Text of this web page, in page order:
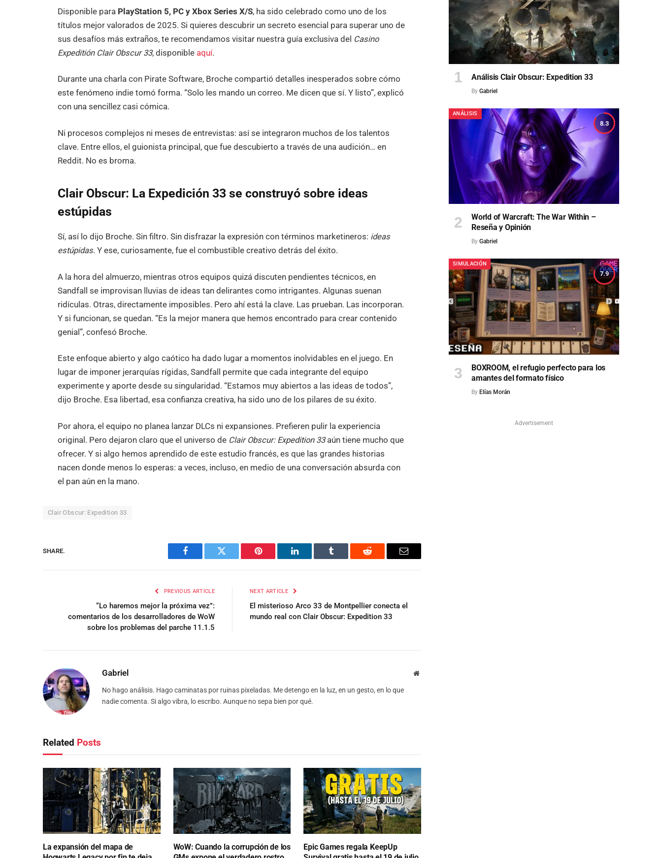
Disponible para PlayStation 5, PC y Xbox Series X/S, ha sido celebrado como uno de los
títulos mejor valorados de 2025. Si quieres descubrir un secreto esencial para superar uno de
sus desafíos más extraños, te recomendamos visitar nuestra guía exclusiva del Casino
Expeditión Clair Obscur 33, disponible aquí.
Durante una charla con Pirate Software, Broche compartió detalles inesperados sobre cómo
este fenómeno indie tomó forma. “Solo les mando un correo. Me dicen que sí. Y listo”, explicó
con una sencillez casi cómica.
Ni procesos complejos ni meses de entrevistas: así se integraron muchos de los talentos
clave. Entre ellos, el guionista principal, que fue descubierto a través de una audición… en
Reddit. No es broma.
Clair Obscur: La Expedición 33 se construyó sobre ideas
estúpidas
Sí, así lo dijo Broche. Sin filtro. Sin disfrazar la expresión con términos marketineros: ideas
estúpidas. Y ese, curiosamente, fue el combustible creativo detrás del éxito.
A la hora del almuerzo, mientras otros equipos quizá discuten pendientes técnicos, en
Sandfall se improvisan lluvias de ideas tan delirantes como intrigantes. Algunas suenan
ridículas. Otras, directamente imposibles. Pero ahí está la clave. Las prueban. Las incorporan.
Y si funcionan, se quedan. “Es la mejor manera que hemos encontrado para crear contenido
genial”, confesó Broche.
Este enfoque abierto y algo caótico ha dado lugar a momentos inolvidables en el juego. En
lugar de imponer jerarquías rígidas, Sandfall permite que cada integrante del equipo
experimente y aporte desde su singularidad. “Estamos muy abiertos a las ideas de todos”,
dijo Broche. Esa libertad, esa confianza creativa, ha sido uno de los pilares de su éxito.
Por ahora, el equipo no planea lanzar DLCs ni expansiones. Prefieren pulir la experiencia
original. Pero dejaron claro que el universo de Clair Obscur: Expedition 33aún tiene mucho que
ofrecer. Y si algo hemos aprendido de este estudio francés, es que las grandes historias
nacen donde menos lo esperas: a veces, incluso, en medio de una conversación absurda con
el pan aún en la mano.
Clair Obscur: Expedition 33
SHARE.
Facebook Twitter Pinterest LinkedIn Tumblr Reddit Email
PREVIOUS ARTICLE
“Lo haremos mejor la próxima vez”:
comentarios de los desarrolladores de WoW
sobre los problemas del parche 11.1.5
NEXT ARTICLE
El misterioso Arco 33 de Montpellier conecta el
mundo real con Clair Obscur: Expedition 33
Gabriel Website
No hago análisis. Hago caminatas por ruinas pixeladas. Me detengo en la luz, en un gesto, en lo que
nadie comenta. Si algo vibra, lo escribo. Aunque no sepa bien por qué.
Related Posts
La expansión del mapa de
WoW: Cuando la corrupción de los
Epic Games regala KeepUp
Análisis Clair Obscur: Expedition 33
By Gabriel
8.3
ANÁLISIS
World of Warcraft: The War Within –
Reseña y Opinión
By Gabriel
7.9
SIMULACIÓN
BOXROOM, el refugio perfecto para los
amantes del formato físico
By Elías Morán
Advertisement